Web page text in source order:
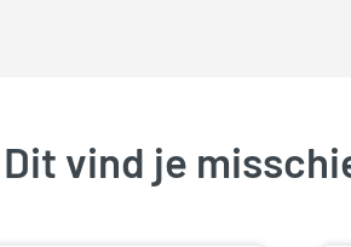
Dit vind je